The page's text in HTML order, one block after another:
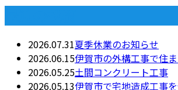
2026.07.31夏季休業のお知らせ
2026.06.15伊賀市の外構工事で住
2026.05.25土間コンクリート工事
2026.05.13伊賀市で宅地造成工事